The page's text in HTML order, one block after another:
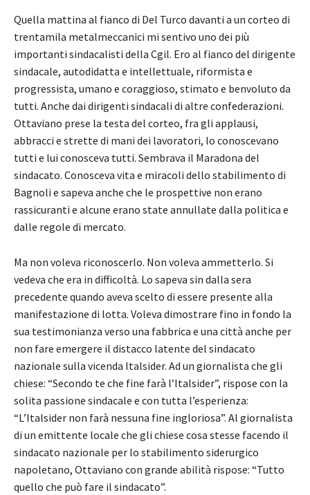
Quella mattina al fianco di Del Turco davanti a un corteo di
trentamila metalmeccanici mi sentivo uno dei più
importanti sindacalisti della Cgil. Ero al fianco del dirigente
sindacale, autodidatta e intellettuale, riformista e
progressista, umano e coraggioso, stimato e benvoluto da
tutti. Anche dai dirigenti sindacali di altre confederazioni.
Ottaviano prese la testa del corteo, fra gli applausi,
abbracci e strette di mani dei lavoratori, lo conoscevano
tutti e lui conosceva tutti. Sembrava il Maradona del
sindacato. Conosceva vita e miracoli dello stabilimento di
Bagnoli e sapeva anche che le prospettive non erano
rassicuranti e alcune erano state annullate dalla politica e
dalle regole di mercato.
Ma non voleva riconoscerlo. Non voleva ammetterlo. Si
vedeva che era in difficoltà. Lo sapeva sin dalla sera
precedente quando aveva scelto di essere presente alla
manifestazione di lotta. Voleva dimostrare fino in fondo la
sua testimonianza verso una fabbrica e una città anche per
non fare emergere il distacco latente del sindacato
nazionale sulla vicenda Italsider. Ad un giornalista che gli
chiese: “Secondo te che fine farà l’Italsider”, rispose con la
solita passione sindacale e con tutta l’esperienza:
“L’Italsider non farà nessuna fine ingloriosa”. Al giornalista
di un emittente locale che gli chiese cosa stesse facendo il
sindacato nazionale per lo stabilimento siderurgico
napoletano, Ottaviano con grande abilità rispose: “Tutto
quello che può fare il sindacato”.